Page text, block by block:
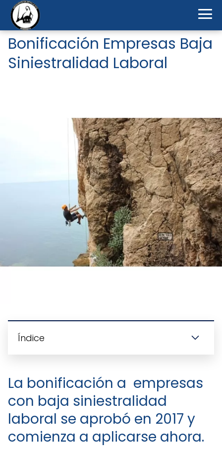
Bonificación Empresas Baja
Siniestralidad Laboral
Índice
La bonificación a empresas
con baja siniestralidad
laboral se aprobó en 2017 y
comienza a aplicarse ahora.